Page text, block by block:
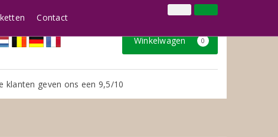
Klantenservice
Winkelwagen 0
klanten geven ons een 9,5/10
Contact